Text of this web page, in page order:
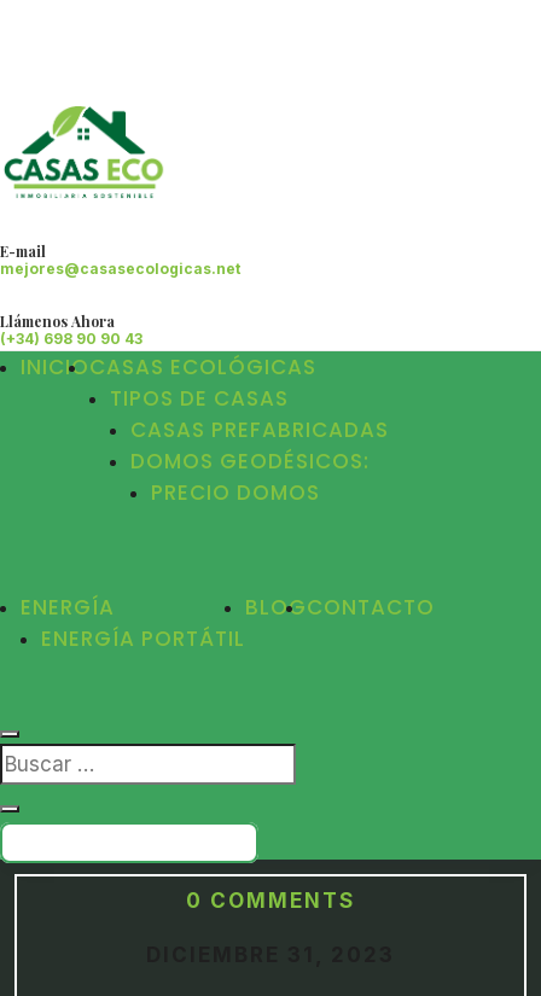
E-mail
mejores@casasecologicas.net
Llámenos Ahora
(+34) 698 90 90 43
INICIOCASAS ECOLÓGICAS
TIPOS DE CASAS
CASAS PREFABRICADAS
DOMOS GEODÉSICOS:
PRECIO DOMOS
ENERGÍA
ENERGÍA PORTÁTIL
BLOGCONTACTO
0 COMMENTS